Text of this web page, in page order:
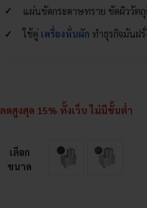
แผ่นขัดกระดาษทราย ขัดผิววัตถุ
ใช้คู่ เครื่องหั่นผัก ทำธุรกิจมันฝ
ลดสูงสุด 15% ทั้งเว็บ ไม่มีขั้นต่ำ
เลือก
ขนาด